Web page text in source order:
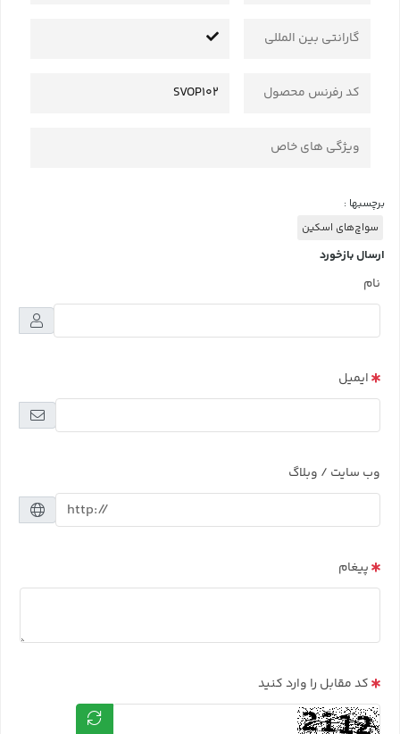
گارانتی بین المللی
کد رفرنس محصول SVOP102
ویژگی های خاص
برچسبها :
سواچ‌های اسکین
ارسال بازخورد
نام
ایمیل
وب سایت / وبلاگ
پیغام
کد مقابل را وارد کنید